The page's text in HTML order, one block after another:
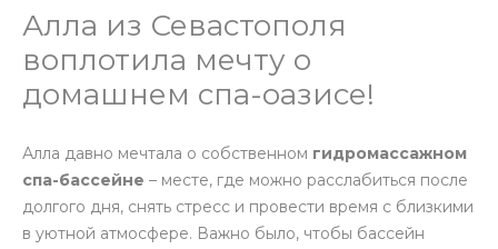
Алла из Севастополя
воплотила мечту о
домашнем спа-оазисе!
Алла давно мечтала о собственном гидромассажном
спа-бассейне – месте, где можно расслабиться после
долгого дня, снять стресс и провести время с близкими
в уютной атмосфере. Важно было, чтобы бассейн